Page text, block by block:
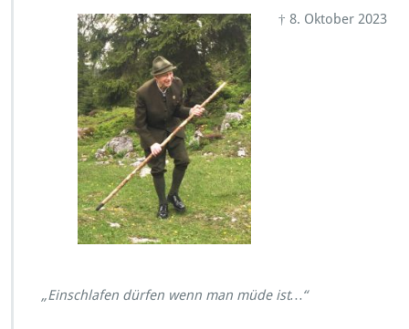
† 8. Oktober 2023
„Einschlafen dürfen wenn man müde ist…“